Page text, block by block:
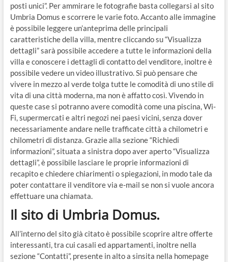
posti unici”. Per ammirare le fotografie basta collegarsi al sito
Umbria Domus e scorrere le varie foto. Accanto alle immagine
è possibile leggere un’anteprima delle principali
caratteristiche della villa, mentre cliccando su “Visualizza
dettagli” sarà possibile accedere a tutte le informazioni della
villa e conoscere i dettagli di contatto del venditore, inoltre è
possibile vedere un video illustrativo. Si può pensare che
vivere in mezzo al verde tolga tutte le comodità di uno stile di
vita di una città moderna, ma non è affatto così. Vivendo in
queste case si potranno avere comodità come una piscina, Wi-
Fi, supermercati e altri negozi nei paesi vicini, senza dover
necessariamente andare nelle trafficate città a chilometri e
chilometri di distanza. Grazie alla sezione “Richiedi
informazioni”, situata a sinistra dopo aver aperto “Visualizza
dettagli”, è possibile lasciare le proprie informazioni di
recapito e chiedere chiarimenti o spiegazioni, in modo tale da
poter contattare il venditore via e-mail se non si vuole ancora
effettuare una chiamata.
Il sito di Umbria Domus.
All’interno del sito già citato è possibile scoprire altre offerte
interessanti, tra cui casali ed appartamenti, inoltre nella
sezione “Contatti”, presente in alto a sinsita nella homepage